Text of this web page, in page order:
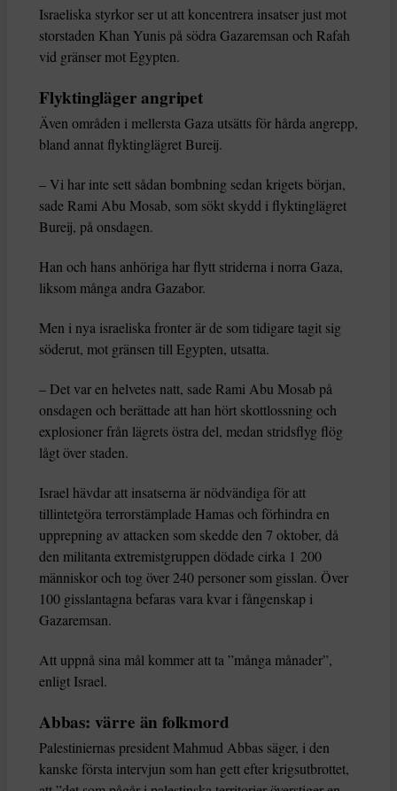
Israeliska styrkor ser ut att koncentrera insatser just mot
storstaden Khan Yunis på södra Gazaremsan och Rafah
vid gränser mot Egypten.
Flyktingläger angripet
Även områden i mellersta Gaza utsätts för hårda angrepp,
bland annat flyktinglägret Bureij.
– Vi har inte sett sådan bombning sedan krigets början,
sade Rami Abu Mosab, som sökt skydd i flyktinglägret
Bureij, på onsdagen.
Han och hans anhöriga har flytt striderna i norra Gaza,
liksom många andra Gazabor.
Men i nya israeliska fronter är de som tidigare tagit sig
söderut, mot gränsen till Egypten, utsatta.
– Det var en helvetes natt, sade Rami Abu Mosab på
onsdagen och berättade att han hört skottlossning och
explosioner från lägrets östra del, medan stridsflyg flög
lågt över staden.
Israel hävdar att insatserna är nödvändiga för att
tillintetgöra terrorstämplade Hamas och förhindra en
upprepning av attacken som skedde den 7 oktober, då
den militanta extremistgruppen dödade cirka 1 200
människor och tog över 240 personer som gisslan. Över
100 gisslantagna befaras vara kvar i fångenskap i
Gazaremsan.
Att uppnå sina mål kommer att ta ”många månader”,
enligt Israel.
Abbas: värre än folkmord
Palestiniernas president Mahmud Abbas säger, i den
kanske första intervjun som han gett efter krigsutbrottet,